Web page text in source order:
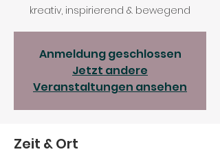
kreativ, inspirierend & bewegend
Anmeldung geschlossen
Jetzt andere
Veranstaltungen ansehen
Zeit & Ort